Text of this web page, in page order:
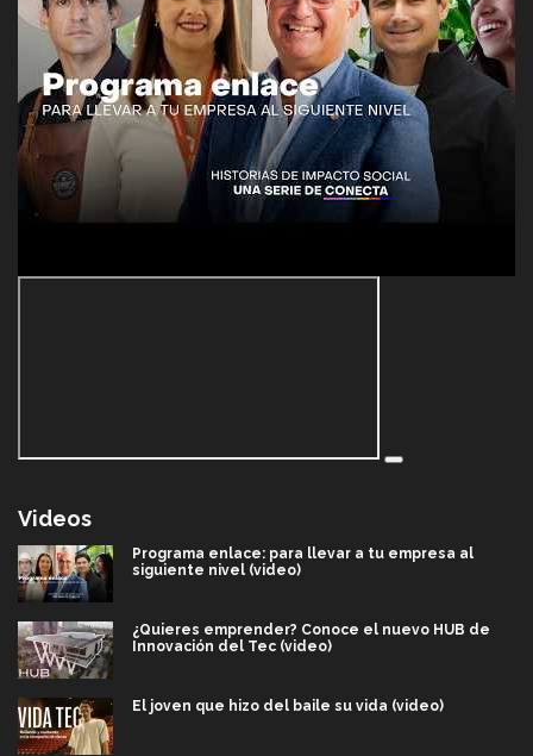
Videos
Programa enlace: para llevar a tu empresa al
siguiente nivel (video)
¿Quieres emprender? Conoce el nuevo HUB de
Innovación del Tec (video)
El joven que hizo del baile su vida (video)